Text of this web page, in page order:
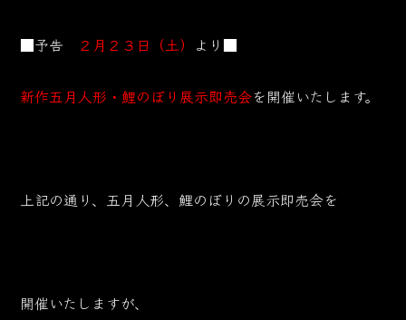
■予告 ２月２３日（土） より■
新作五月人形・鯉のぼり展示即売会を開催いたします。
上記の通り、五月人形、鯉のぼりの展示即売会を
開催いたしますが、